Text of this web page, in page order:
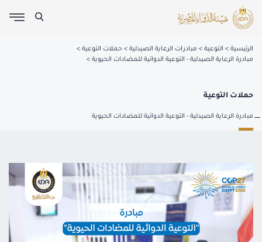
الرئيسية التوعية مبادرات الرعاية الصيدلية
حملات التوعية
مبادرة الرعاية الصيدلية - التوعية الدوائية للمضادات الحيوية
حملات التوعية
مبادرة الرعاية الصيدلية - التوعية الدوائية للمضادات الحيوية